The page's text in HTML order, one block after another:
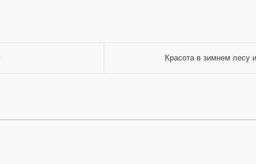
Красота в зимнем лесу